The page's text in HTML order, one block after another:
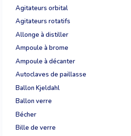
Agitateurs orbital
Agitateurs rotatifs
Allonge à distiller
Ampoule à brome
Ampoule à décanter
Autoclaves de paillasse
Ballon Kjeldahl
Ballon verre
Bécher
Bille de verre